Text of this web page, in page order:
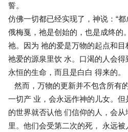
誓。
仿佛一切都已经实现了，神说：“
俄梅戛，祂是创始的，也是成终的
祂。因为 祂的爱是万物的起点和
祂爱的源泉里饮 水。口渴的人会
永恒的生命，而且是白白 得来的。
然而，万物的更新并不包含所有
一切产 业，会永远作神的儿女。
的世界就否认他 们信仰的人，会
里。他们会受第二次的死， 永远被